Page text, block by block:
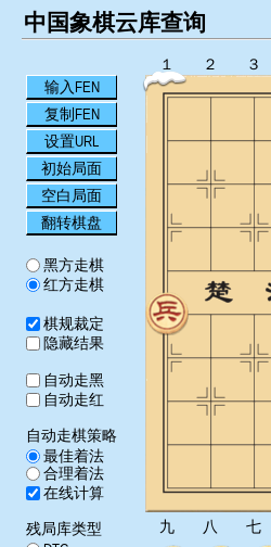
中国象棋云库查询
输入FEN
复制FEN
设置URL
初始局面
空白局面
翻转棋盘
黑方走棋
红方走棋
棋规裁定
隐藏结果
自动走黑
自动走红
自动走棋策略
最佳着法
合理着法
在线计算
残局库类型
１ ２ ３
九 八 七